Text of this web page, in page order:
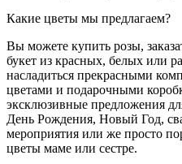
Какие цветы мы предлагаем?
Вы можете купить розы,
букет из красных, белых или
насладиться прекрасными
цветами и подарочными
эксклюзивные предложения
День Рождения, Новый Год,
мероприятия или же просто
цветы маме или сестре.